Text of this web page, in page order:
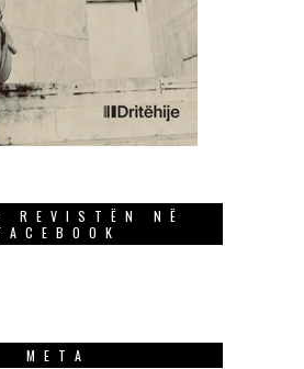
REVISTËN NË
META